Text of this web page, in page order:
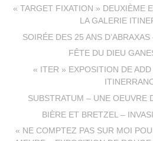
« TARGET FIXATION » DEUXIÈME
LA GALERIE
SOIRÉE DES 25 ANS
FÊTE DU DIEU
« ITER » EXPOSITION DE
SUBSTRATUM – UNE OEUVRE
BIÈRE ET BRETZEL –
« NE COMPTEZ PAS SUR MOI